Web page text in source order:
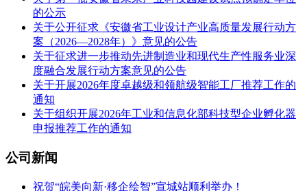
的公示
关于公开征求《安徽省工业设计产业高质量发展行动方
案（2026—2028年）》意见的公告
关于征求进一步推动先进制造业和现代生产性服务业深
度融合发展行动方案意见的公告
关于开展2026年度卓越级和领航级智能工厂推荐工作的
通知
关于组织开展2026年工业和信息化部科技型企业孵化器
申报推荐工作的通知
公司新闻
祝贺“皖美向新·移企绘智”宣城站顺利举办！